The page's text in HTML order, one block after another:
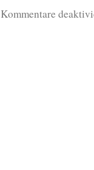
Kommentare